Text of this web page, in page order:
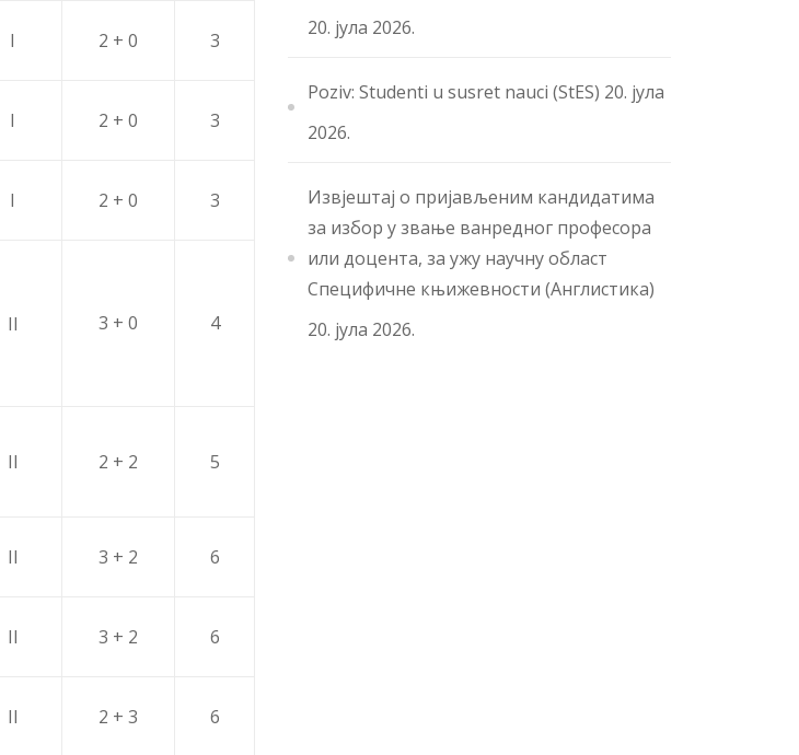
I 2 + 0 3
I 2 + 0 3
I 2 + 0 3
II 3 + 0 4
II 2 + 2 5
II 3 + 2 6
II 3 + 2 6
II 2 + 3 6
20. јула 2026.
Poziv: Studenti u susret nauci (StES) 20. јула
2026.
Извјештај о пријављеним кандидатима
за избор у звање ванредног професора
или доцента, за ужу научну област
Специфичне књижевности (Англистика)
20. јула 2026.